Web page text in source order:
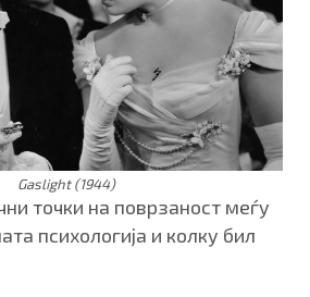
Gaslight (1944)
точки на поврзаност меѓу
психологија и колку бил